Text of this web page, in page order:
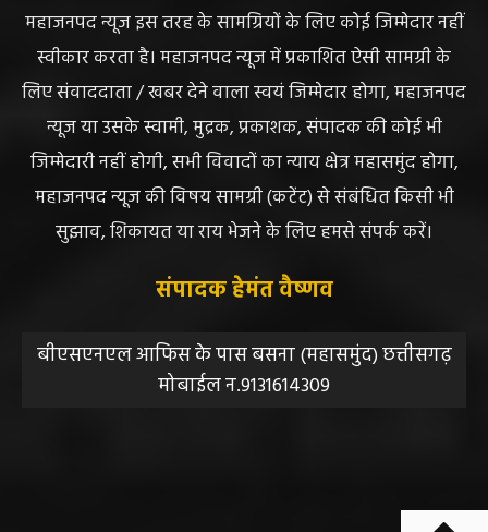
महाजनपद न्यूज इस तरह के सामग्रियों के लिए कोई जिम्मेदार नहीं
स्वीकार करता है। महाजनपद न्यूज में प्रकाशित ऐसी सामग्री के
लिए संवाददाता / खबर देने वाला स्वयं जिम्मेदार होगा, महाजनपद
न्यूज या उसके स्वामी, मुद्रक, प्रकाशक, संपादक की कोई भी
जिम्मेदारी नहीं होगी, सभी विवादों का न्याय क्षेत्र महासमुंद होगा,
महाजनपद न्यूज की विषय सामग्री (कटेंट) से संबंधित किसी भी
सुझाव, शिकायत या राय भेजने के लिए हमसे संपर्क करें।
संपादक हेमंत वैष्णव
बीएसएनएल आफिस के पास बसना (महासमुंद) छत्तीसगढ़
मोबाईल न.9131614309